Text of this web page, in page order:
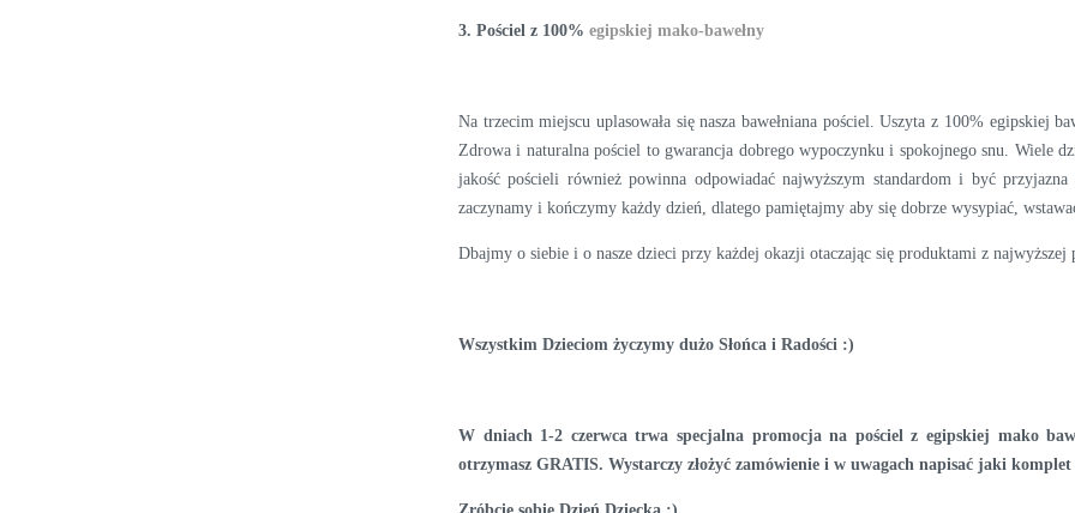
3. Pościel z 100% egipskiej mako-bawełny
Na trzecim miejscu uplasowała się nasza bawełniana pościel. Uszyta z 100% egipskiej
Zdrowa i naturalna pościel to gwarancja dobrego wypoczynku i spokojnego snu. Wiele
jakość pościeli również powinna odpowiadać najwyższym standardom i być
zaczynamy i kończymy każdy dzień, dlatego pamiętajmy aby się dobrze wysypiać,
Dbajmy o siebie i o nasze dzieci przy każdej okazji otaczając się produktami z najwyższej
Wszystkim Dzieciom życzymy dużo Słońca i Radości :)
W dniach 1-2 czerwca trwa specjalna promocja na pościel z egipskiej mako
otrzymasz GRATIS. Wystarczy złożyć zamówienie i w uwagach napisać jaki